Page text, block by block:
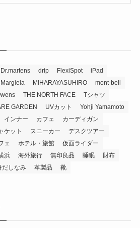
Dr.martens drip FlexiSpot
iPad
MIHARAYASUHIRO
mont-bell
THE NORTH FACE
Tシャツ
GARDEN UVカット
Yohji Yamamoto
インナー カフェ
カーディガン
ケット スニーカー
デスクツアー
ェ ホテル・旅館
仮面ライダー
浜 海外旅行 無印良品 睡眠
財布
だしなみ 革製品 靴